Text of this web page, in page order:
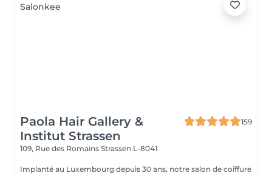
Paola Hair Gallery &
Institut Strassen
159
109, Rue des Romains Strassen L-8041
Implanté au Luxembourg depuis 30 ans, notre salon de coiffure